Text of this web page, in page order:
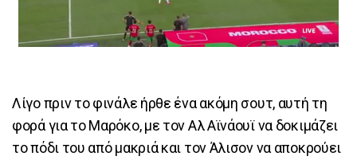
Λίγο πριν το φινάλε ήρθε ένα ακόμη σουτ, αυτή τη
φορά για το Μαρόκο, με τον Αλ Αϊνάουϊ να δοκιμάζει
το πόδι του από μακριά και τον Άλισον να αποκρούει